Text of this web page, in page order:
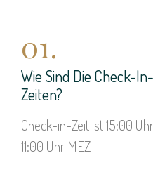
01.
Wie Sind Die Check-
Zeiten?
Check-in-Zeit ist 15:00
11:00 Uhr MEZ